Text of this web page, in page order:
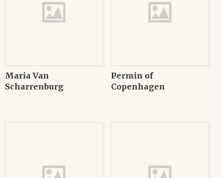
Maria Van
Scharrenburg
Permin of
Copenhagen